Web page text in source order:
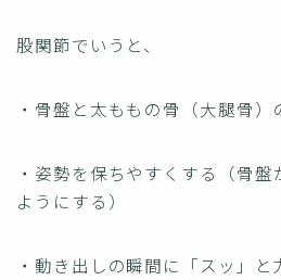
股関節でいうと、
・骨盤と太ももの骨（大腿骨
・姿勢を保ちやすくする（骨
ようにする）
・動き出しの瞬間に「スッ」と